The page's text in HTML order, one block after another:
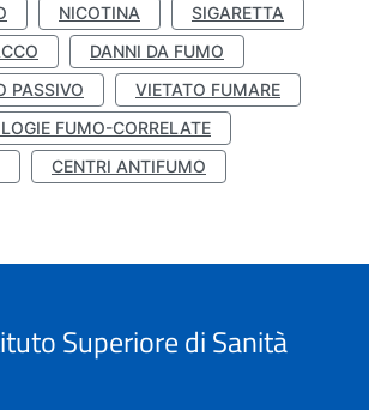
NICOTINA
SIGARETTA
DANNI DA FUMO
PASSIVO
VIETATO FUMARE
FUMO-CORRELATE
CENTRI ANTIFUMO
Superiore di Sanità